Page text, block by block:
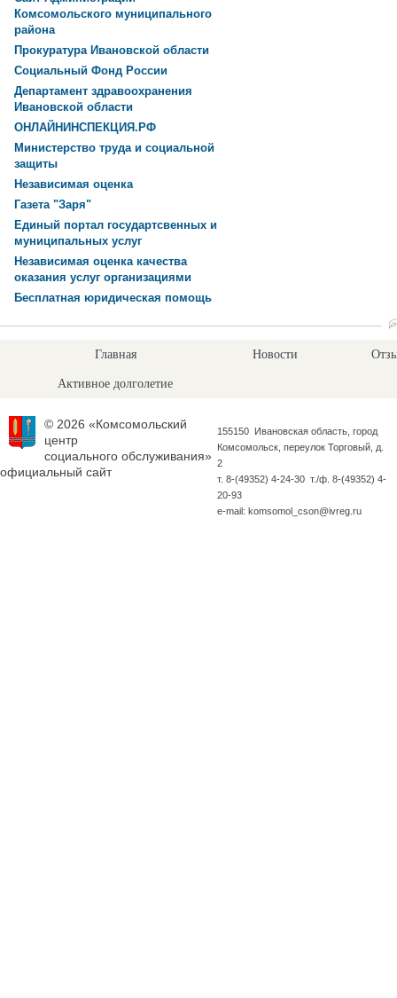
Комсомольского муниципального
района
Прокуратура Ивановской области
Социальный Фонд России
Департамент здравоохранения
Ивановской области
ОНЛАЙНИНСПЕКЦИЯ.РФ
Министерство труда и социальной
защиты
Независимая оценка
Газета "Заря"
Единый портал государтсвенных и
муниципальных услуг
Независимая оценка качества
оказания услуг организациями
Бесплатная юридическая помощь
Главная Новости
Активное долголетие
© 2026 «Комсомольский
центр
социального обслуживания»
официальный сайт
155150 Ивановская область, город
Комсомольск, переулок Торговый, д.
2
т. 8-(49352) 4-24-30 т./ф. 8-(49352) 4-
20-93
e-mail: komsomol_cson@ivreg.ru